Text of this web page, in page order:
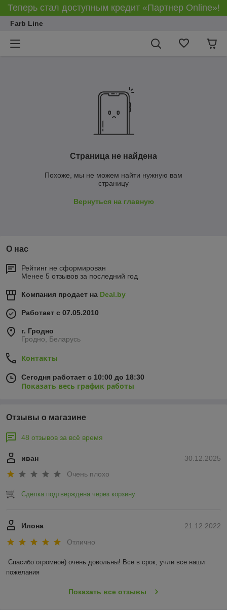
Теперь стал доступным кредит «Партнер Online»!
Farb Line
Страница не найдена
Похоже, мы не можем найти нужную вам
страницу
Вернуться на главную
О нас
Рейтинг не сформирован
Менее 5 отзывов за последний год
Компания продает на Deal.by
Работает с 07.05.2010
г. Гродно
Гродно, Беларусь
Контакты
Сегодня работает с 10:00 до 18:30
Показать весь график работы
Отзывы о магазине
48 отзывов за всё время
30.12.2025
иван
Очень плохо
Сделка подтверждена через корзину
21.12.2022
Илона
Отлично
Спасибо огромное) очень довольны! Все в срок, учли все наши
пожелания
Показать все отзывы